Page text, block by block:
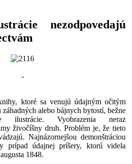
nezodpovedajú
-
ktoré sa venujú údajným očitým
alebo bájnych bytostí, bežne
ilustrácie. Vyobrazenia neraz
živočíšny druh. Problém je, že tieto
Najnázornejšou demonštráciou
prípad údajnej príšery, ktorú videla
1848.